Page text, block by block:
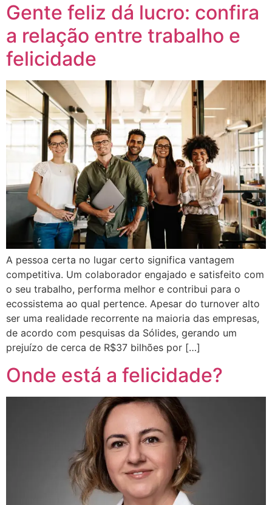
Gente feliz dá lucro: confira
a relação entre trabalho e
felicidade
A pessoa certa no lugar certo significa vantagem
competitiva. Um colaborador engajado e satisfeito com
o seu trabalho, performa melhor e contribui para o
ecossistema ao qual pertence. Apesar do turnover alto
ser uma realidade recorrente na maioria das empresas,
de acordo com pesquisas da Sólides, gerando um
prejuízo de cerca de R$37 bilhões por […]
Onde está a felicidade?